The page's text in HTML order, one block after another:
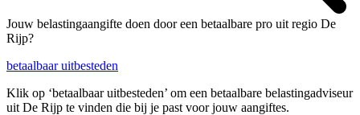
Jouw belastingaangifte doen door een betaalbare pro uit regio De
Rijp?
betaalbaar uitbesteden
Klik op ‘betaalbaar uitbesteden’ om een betaalbare belastingadviseur
uit De Rijp te vinden die bij je past voor jouw aangiftes.